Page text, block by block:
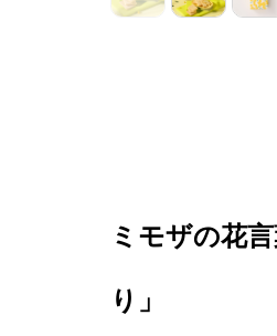
ミモザの花
り」